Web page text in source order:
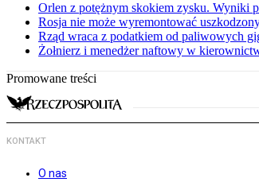
Orlen z potężnym skokiem zysku. Wyniki
Rosja nie może wyremontować
Rząd wraca z podatkiem od paliwowych
Żołnierz i menedżer naftowy w
Promowane treści
KONTAKT
O nas